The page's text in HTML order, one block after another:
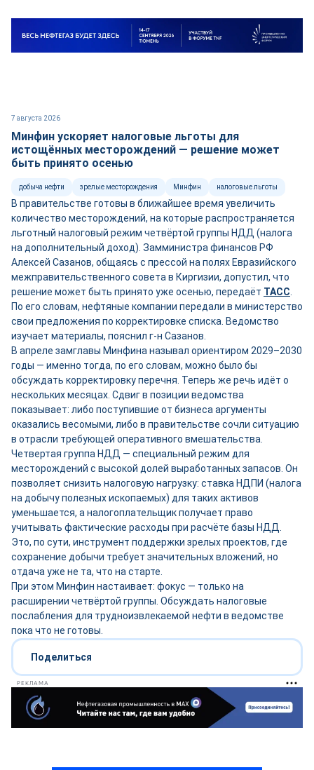
7 августа 2026
Минфин ускоряет налоговые льготы для
истощённых месторождений — решение может
быть принято осенью
добыча нефти зрелые месторождения Минфин налоговые льготы
В правительстве готовы в ближайшее время увеличить
количество месторождений, на которые распространяется
льготный налоговый режим четвёртой группы НДД (налога
на дополнительный доход). Замминистра финансов РФ
Алексей Сазанов, общаясь с прессой на полях Евразийского
межправительственного совета в Киргизии, допустил, что
решение может быть принято уже осенью, передаёт ТАСС
По его словам, нефтяные компании передали в министерство
свои предложения по корректировке списка. Ведомство
изучает материалы, пояснил г-н Сазанов.
В апреле замглавы Минфина называл ориентиром 2029–2030
годы — именно тогда, по его словам, можно было бы
обсуждать корректировку перечня. Теперь же речь идёт о
нескольких месяцах. Сдвиг в позиции ведомства
показывает: либо поступившие от бизнеса аргументы
оказались весомыми, либо в правительстве сочли ситуацию
в отрасли требующей оперативного вмешательства.
Четвертая группа НДД — специальный режим для
месторождений с высокой долей выработанных запасов. Он
позволяет снизить налоговую нагрузку: ставка НДПИ (налога
на добычу полезных ископаемых) для таких активов
уменьшается, а налогоплательщик получает право
учитывать фактические расходы при расчёте базы НДД.
Это, по сути, инструмент поддержки зрелых проектов, где
сохранение добычи требует значительных вложений, но
отдача уже не та, что на старте.
При этом Минфин настаивает: фокус — только на
расширении четвёртой группы. Обсуждать налоговые
послабления для трудноизвлекаемой нефти в ведомстве
пока что не готовы.
Поделиться
РЕКЛАМА